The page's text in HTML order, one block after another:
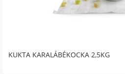
KUKTA KARALÁBÉKOCKA 2,5KG